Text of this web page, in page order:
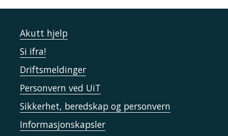
Akutt hjelp
Si ifra!
Driftsmeldinger
Personvern ved UiT
Sikkerhet, beredskap og personvern
Informasjonskapsler